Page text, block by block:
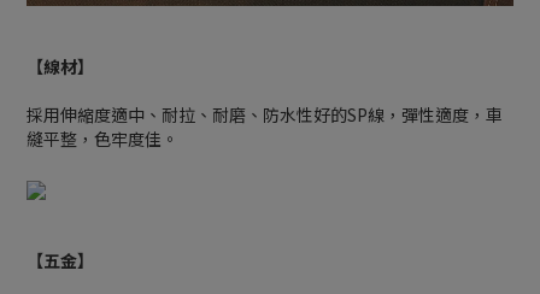
【線材】
採用伸縮度適中、耐拉、耐磨、防水性好的SP線，彈性適度，車
縫平整，色牢度佳。
【五金】